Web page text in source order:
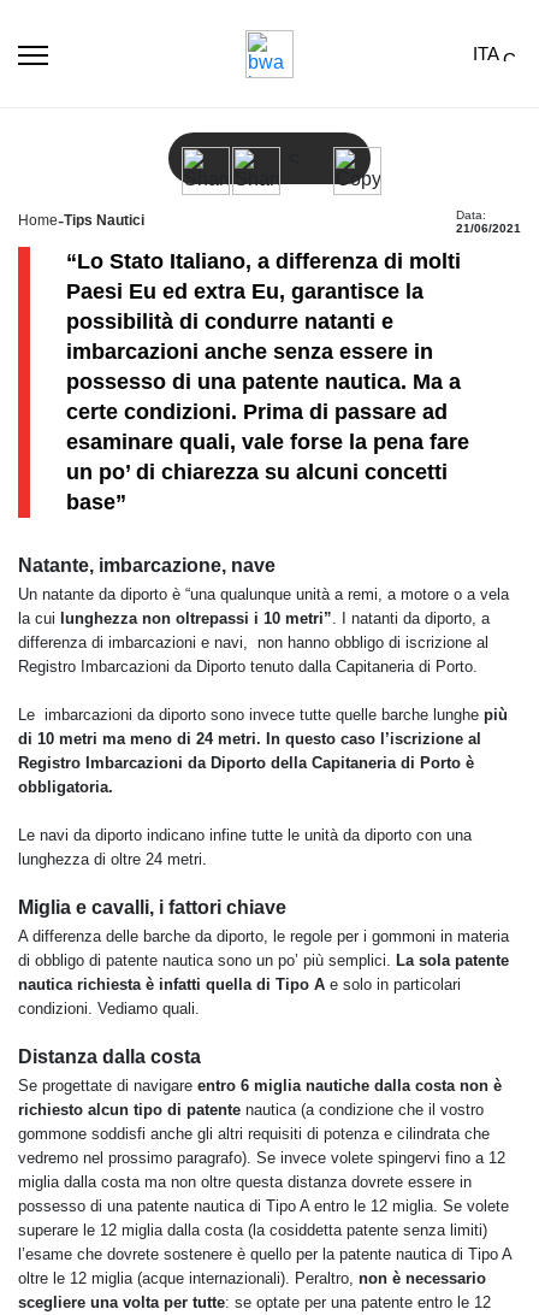
ITA
Si può Guidare un Gommone Senza Patente? Ecco le
Home-Tips Nautici
Data:
21/06/2021
“Lo Stato Italiano, a differenza di molti
Paesi Eu ed extra Eu, garantisce la
possibilità di condurre natanti e
imbarcazioni anche senza essere in
possesso di una patente nautica. Ma a
certe condizioni. Prima di passare ad
esaminare quali, vale forse la pena fare
un po’ di chiarezza su alcuni concetti
base”
Natante, imbarcazione, nave
Un natante da diporto è “una qualunque unità a remi, a motore o a vela
la cui lunghezza non oltrepassi i 10 metri” . I natanti da diporto, a
differenza di imbarcazioni e navi, non hanno obbligo di iscrizione al
Registro Imbarcazioni da Diporto tenuto dalla Capitaneria di Porto.
Le imbarcazioni da diporto sono invece tutte quelle barche lunghe più
di 10 metri ma meno di 24 metri. In questo caso l’iscrizione al
Registro Imbarcazioni da Diporto della Capitaneria di Porto è
obbligatoria.
Le navi da diporto indicano infine tutte le unità da diporto con una
lunghezza di oltre 24 metri.
Miglia e cavalli, i fattori chiave
A differenza delle barche da diporto, le regole per i gommoni in materia
di obbligo di patente nautica sono un po’ più semplici.
La sola patente
nautica richiesta è infatti quella di Tipo A e solo in particolari
condizioni. Vediamo quali.
Distanza dalla costa
Se progettate di navigare entro 6 miglia nautiche dalla costa non è
richiesto alcun tipo di patente nautica (a condizione che il vostro
gommone soddisfi anche gli altri requisiti di potenza e cilindrata che
vedremo nel prossimo paragrafo). Se invece volete spingervi fino a 12
miglia dalla costa ma non oltre questa distanza dovrete essere in
possesso di una patente nautica di Tipo A entro le 12 miglia. Se volete
superare le 12 miglia dalla costa (la cosiddetta patente senza limiti)
l’esame che dovrete sostenere è quello per la patente nautica di Tipo A
oltre le 12 miglia (acque internazionali). Peraltro, non è necessario
scegliere una volta per tutte: se optate per una patente entro le 12